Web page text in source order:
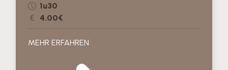
1u30
4.00€
MEHR ERFAHREN